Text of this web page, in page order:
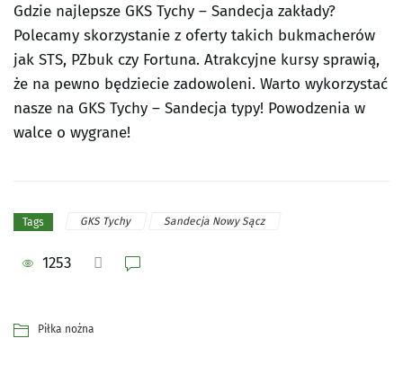
Gdzie najlepsze GKS Tychy – Sandecja zakłady?
Polecamy skorzystanie z oferty takich bukmacherów
jak STS, PZbuk czy Fortuna. Atrakcyjne kursy sprawią,
że na pewno będziecie zadowoleni. Warto wykorzystać
nasze na GKS Tychy – Sandecja typy! Powodzenia w
walce o wygrane!
Tags GKS Tychy Sandecja Nowy Sącz
1253
Piłka nożna